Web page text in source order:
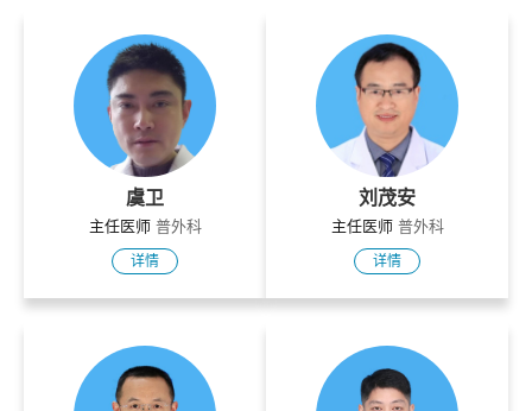
虞卫
主任医师普外科
详情
刘茂安
主任医师普外科
详情